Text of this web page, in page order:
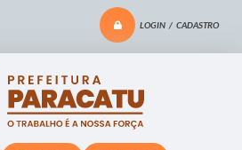
LOGIN / CADASTRO